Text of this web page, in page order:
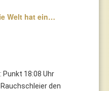
Welt hat ein…
Punkt 18:08 Uhr
den